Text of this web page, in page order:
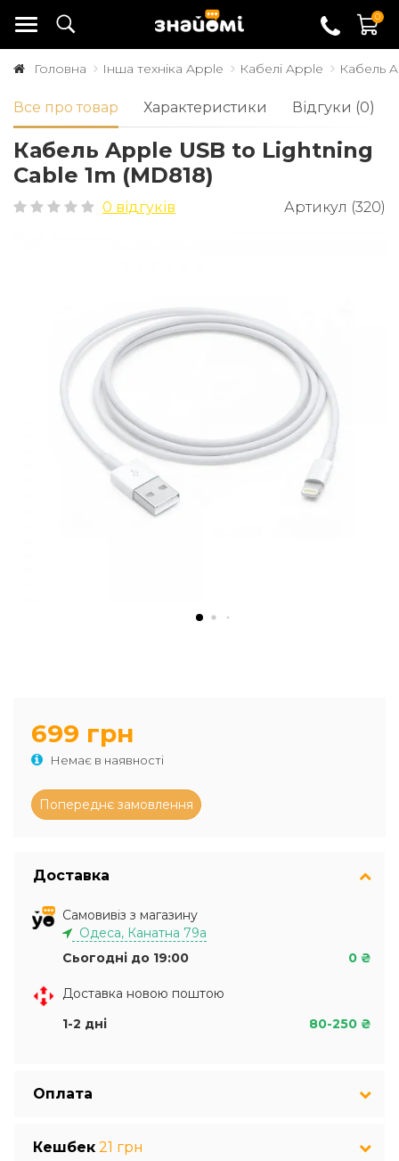
0
Головна Інша техніка Apple Кабелі Apple Кабель
Все про товар Характеристики Відгуки (0)
Кабель Apple USB to Lightning
Cable 1m (MD818)
0 відгуків Артикул (320)
699 грн
Немає в наявності
Доставка
Самовивіз з магазину
Одеса, Канатна 79а
Сьогодні до 19:00
0 ₴
Доставка новою поштою
1-2 дні
80-250 ₴
Оплата
Кешбек 21 грн